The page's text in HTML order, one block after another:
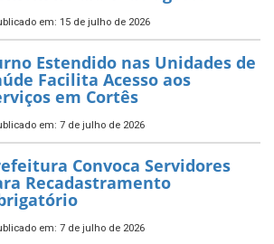
em: 15 de julho de 2026
Estendido nas Unidades de
Facilita Acesso aos
em Cortês
em: 7 de julho de 2026
Convoca Servidores
Recadastramento
em: 7 de julho de 2026